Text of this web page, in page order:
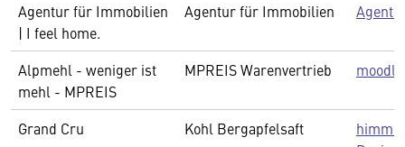
Agentur für Immobilien
| I feel home.
Agentur für Immobilien
Alpmehl - weniger ist
mehl - MPREIS
MPREIS Warenvertrieb
Grand Cru Kohl Bergapfelsaft